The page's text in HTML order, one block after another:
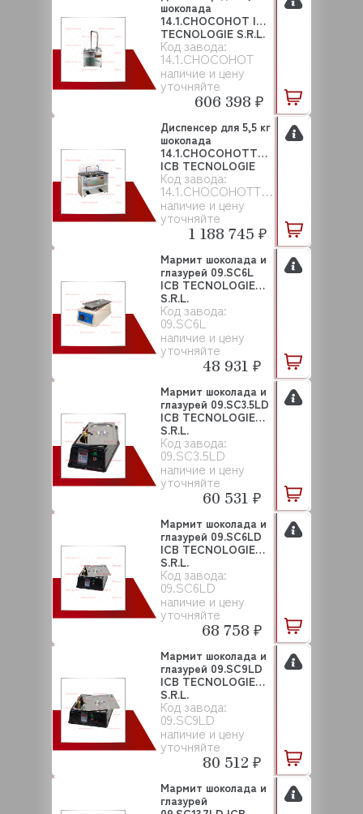
Код завода:
14.1.CHOCOHOT
наличие и цену
уточняйте
шоколада
14.1.CHOCOHOT ICB
TECNOLOGIE S.R.L.
606 398 ₽
Код завода:
14.1.CHOCOHOTTWO
наличие и цену
уточняйте
Диспенсер для 5,5 кг
шоколада
14.1.CHOCOHOTTWO
ICB TECNOLOGIE
S.R...
1 188 745 ₽
Код завода:
09.SC6L
наличие и цену
уточняйте
Мармит шоколада и
глазурей 09.SC6L
ICB TECNOLOGIE
S.R.L.
48 931 ₽
Код завода:
09.SC3.5LD
наличие и цену
уточняйте
Мармит шоколада и
глазурей 09.SC3.5LD
ICB TECNOLOGIE
S.R.L.
60 531 ₽
Код завода:
09.SC6LD
наличие и цену
уточняйте
Мармит шоколада и
глазурей 09.SC6LD
ICB TECNOLOGIE
S.R.L.
68 758 ₽
Код завода:
09.SC9LD
наличие и цену
уточняйте
Мармит шоколада и
глазурей 09.SC9LD
ICB TECNOLOGIE
S.R.L.
80 512 ₽
Мармит шоколада и
глазурей